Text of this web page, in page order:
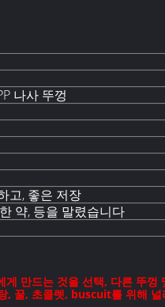
나사 뚜껑
고, 좋은 저장
약, 등을 말렸습니다
만드는 것을 선택, 다른 뚜
, 꿀, 초콜렛, buscuit를 위해